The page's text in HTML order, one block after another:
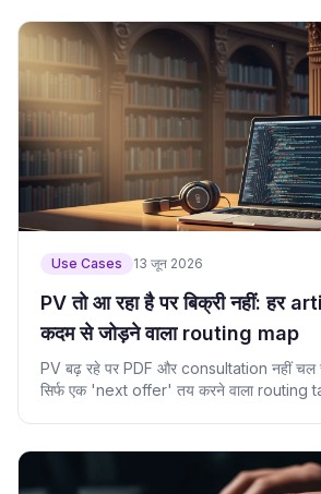
Use Cases 13 जून 2026
PV तो आ रहा है पर बिक्री नहीं: हर
कदम से जोड़ने वाला routing map
PV बढ़ रहे पर PDF और consultation नहीं चल
सिर्फ एक 'next offer' तय करने वाला routing